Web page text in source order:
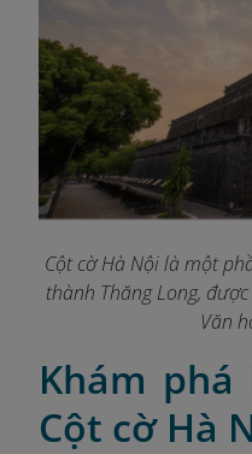
Cột cờ Hà Nội là một
thành Thăng Long,
Văn
Khám
Cột cờ Hà